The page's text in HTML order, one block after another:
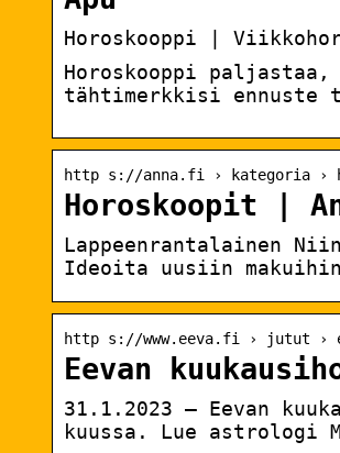
Horoskooppi |
Horoskooppi
tähtimerkkisi ennuste
http s://anna.fi › kategoria ›
Horoskoopit |
Lappeenrantalainen
Ideoita uusiin
http s://www.eeva.fi › jutut ›
Eevan
31.1.2023 — Eevan
kuussa. Lue astrologi